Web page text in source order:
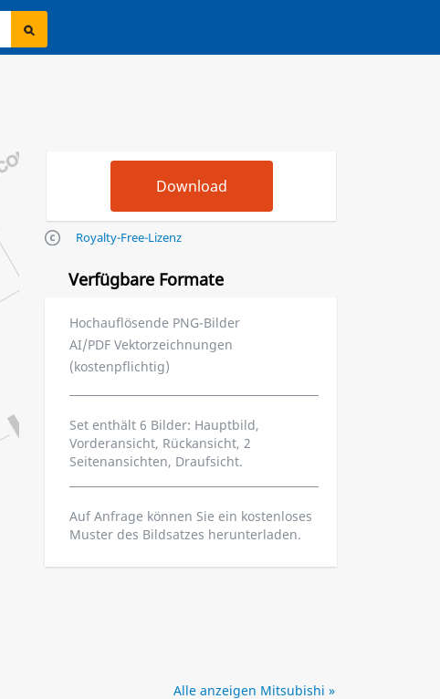
Royalty-Free-Lizenz
Verfügbare Formate
Hochauflösende PNG-Bilder
AI/PDF Vektorzeichnungen
(kostenpflichtig)
Set enthält 6 Bilder: Hauptbild,
Vorderansicht, Rückansicht, 2
Seitenansichten, Draufsicht.
Auf Anfrage können Sie ein kostenloses
Muster des Bildsatzes herunterladen.
Alle anzeigen Mitsubishi »